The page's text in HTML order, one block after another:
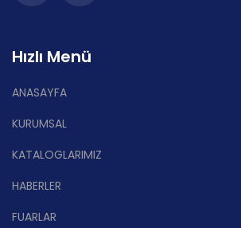
Hızlı Menü
ANASAYFA
KURUMSAL
KATALOGLARIMIZ
HABERLER
FUARLAR